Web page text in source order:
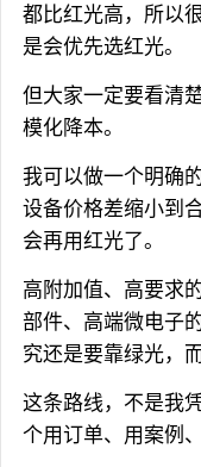
都比红光高，所以
是会优先选红光。
但大家一定要看清
模化降本。
我可以做一个明确
设备价格差缩小到
会再用红光了。
高附加值、高要求
部件、高端微电子
究还是要靠绿光，
这条路线，不是我
个用订单、用案例